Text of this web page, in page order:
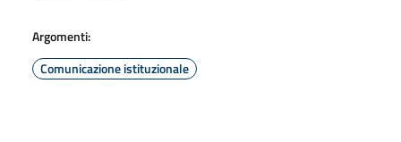
Argomenti:
Comunicazione istituzionale